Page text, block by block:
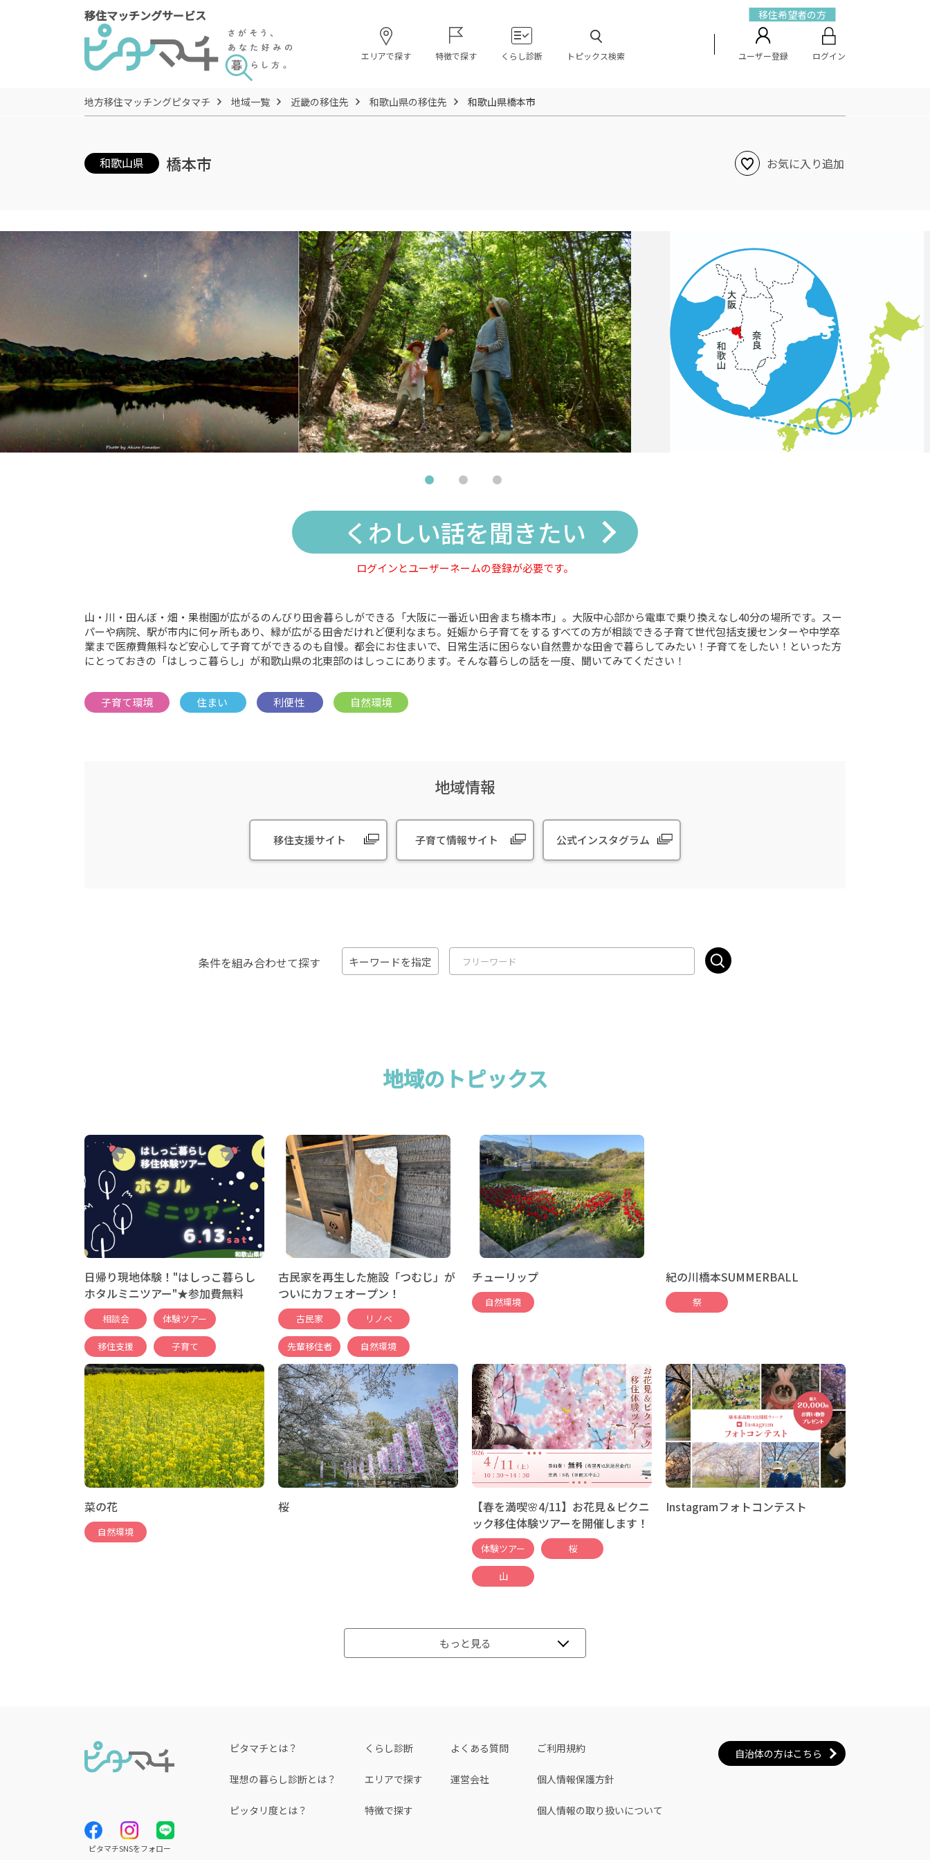
移住マッチングサービス
エリアで探す 特徴で探す くらし診断 トピックス検索
移住希望者の方
ユーザー登録 ログイン
地方移住マッチングピタマチ 地域一覧 近畿の移住先 和歌山県の移住先 和歌山県橋本市
和歌山県 橋本市 お気に入り追加
くわしい話を聞きたい
ログインとユーザーネームの登録が必要です。
山・川・田んぼ・畑・果樹園が広がるのんびり田舎暮らしができる「大阪に一番近い田舎まち橋本市」。大阪中心部から電車で乗り換えなし40分の場所です。スー
パーや病院、駅が市内に何ヶ所もあり、緑が広がる田舎だけれど便利なまち。妊娠から子育てをするすべての方が相談できる子育て世代包括支援センターや中学卒
業まで医療費無料など安心して子育てができるのも自慢。都会にお住まいで、日常生活に困らない自然豊かな田舎で暮らしてみたい！子育てをしたい！といった方
にとっておきの「はしっこ暮らし」が和歌山県の北東部のはしっこにあります。そんな暮らしの話を一度、聞いてみてください！
地域情報
移住支援サイト 子育て情報サイト 公式インスタグラム
条件を組み合わせて探す キーワードを指定
地域のトピックス
日帰り現地体験！"はしっこ暮らし
ホタルミニツアー"★参加費無料
相談会 体験ツアー
移住支援 子育て
古民家を再生した施設「つむじ」が
ついにカフェオープン！
古民家 リノベ
先輩移住者 自然環境
チューリップ
自然環境
紀の川橋本SUMMERBALL
祭
菜の花
自然環境
桜
【春を満喫🌸4/11】お花見＆ピクニ
ック移住体験ツアーを開催します！
体験ツアー 桜
山
Instagramフォトコンテスト
もっと見る
ピタマチSNSをフォロー
ピタマチとは？
理想の暮らし診断とは？
ピッタリ度とは？
くらし診断
エリアで探す
特徴で探す
よくある質問
運営会社
ご利用規約
個人情報保護方針
個人情報の取り扱いについて
自治体の方はこちら